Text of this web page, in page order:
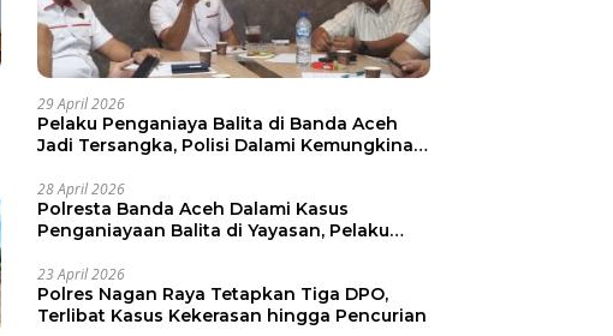
29 April 2026
Pelaku Penganiaya Balita di Banda Aceh
Jadi Tersangka, Polisi Dalami Kemungkinan
28 April 2026
Polresta Banda Aceh Dalami Kasus
Penganiayaan Balita di Yayasan, Pelaku
23 April 2026
Polres Nagan Raya Tetapkan Tiga DPO,
Terlibat Kasus Kekerasan hingga Pencurian